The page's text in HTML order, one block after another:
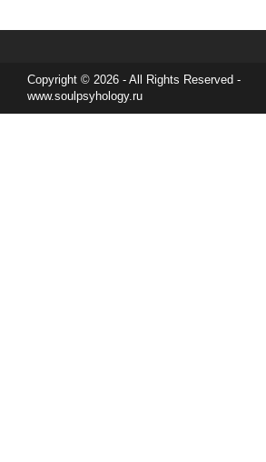
Copyright © 2026 - All Rights Reserved -
www.soulpsyhology.ru